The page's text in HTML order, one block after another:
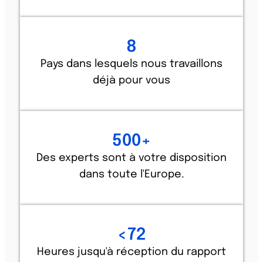
Pays dans lesquels nous travaillons
déjà pour vous
8
Des experts sont à votre disposition
dans toute l'Europe.
500+
Heures jusqu'à réception du rapport
<72